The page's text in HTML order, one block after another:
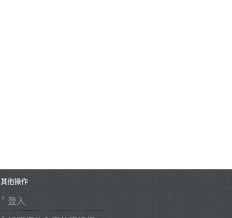
其他操作
登入